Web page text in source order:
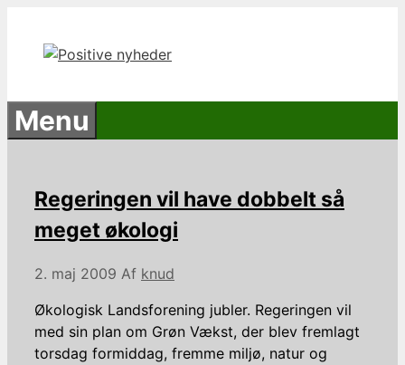
indhold
Menu
Regeringen vil have dobbelt så
meget økologi
2. maj 2009 Af knud
Økologisk Landsforening jubler. Regeringen vil
med sin plan om Grøn Vækst, der blev fremlagt
torsdag formiddag, fremme miljø, natur og